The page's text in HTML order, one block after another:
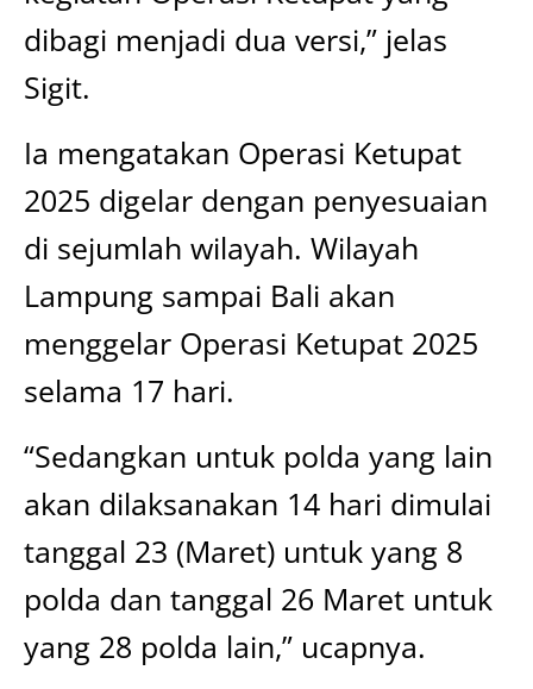
dibagi menjadi dua versi,” jelas
Sigit.
Ia mengatakan Operasi Ketupat
2025 digelar dengan penyesuaian
di sejumlah wilayah. Wilayah
Lampung sampai Bali akan
menggelar Operasi Ketupat 2025
selama 17 hari.
“Sedangkan untuk polda yang lain
akan dilaksanakan 14 hari dimulai
tanggal 23 (Maret) untuk yang 8
polda dan tanggal 26 Maret untuk
yang 28 polda lain,” ucapnya.